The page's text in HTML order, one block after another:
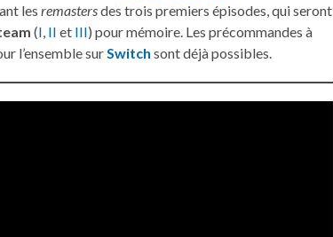
les remastersdes trois premiers épisodes, qui seront
(I II et III) pour mémoire. Les précommandes à
l’ensemble sur Switch sont déjà possibles.